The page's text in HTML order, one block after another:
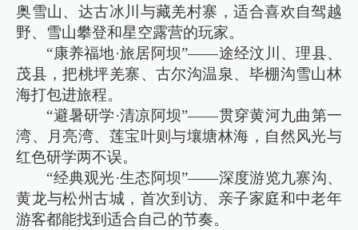
奥雪山、达古冰川与藏羌村寨，适合喜欢自驾越
野、雪山攀登和星空露营的玩家。
“康养福地·旅居阿坝”——途经汶川、理县、
茂县，把桃坪羌寨、古尔沟温泉、毕棚沟雪山林
海打包进旅程。
“避暑研学·清凉阿坝”——贯穿黄河九曲第一
湾、月亮湾、莲宝叶则与壤塘林海，自然风光与
红色研学两不误。
“经典观光·生态阿坝”——深度游览九寨沟、
黄龙与松州古城，首次到访、亲子家庭和中老年
游客都能找到适合自己的节奏。